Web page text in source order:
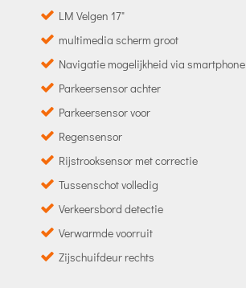
LM Velgen 17"
multimedia scherm groot
Navigatie mogelijkheid via smartphone
Parkeersensor achter
Parkeersensor voor
Regensensor
Rijstrooksensor met correctie
Tussenschot volledig
Verkeersbord detectie
Verwarmde voorruit
Zijschuifdeur rechts